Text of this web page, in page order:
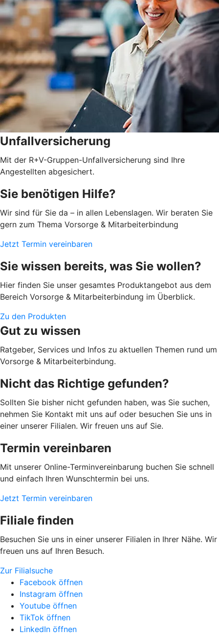
Unfallversicherung
Mit der R+V-Gruppen-Unfallversicherung sind Ihre
Angestellten abgesichert.
Sie benötigen Hilfe?
Wir sind für Sie da – in allen Lebenslagen. Wir beraten Sie
gern zum Thema Vorsorge & Mitarbeiterbindung
Jetzt Termin vereinbaren
Sie wissen bereits, was Sie wollen?
Hier finden Sie unser gesamtes Produktangebot aus dem
Bereich Vorsorge & Mitarbeiterbindung im Überblick.
Zu den Produkten
Gut zu wissen
Ratgeber, Services und Infos zu aktuellen Themen rund um
Vorsorge & Mitarbeiterbindung.
Nicht das Richtige gefunden?
Sollten Sie bisher nicht gefunden haben, was Sie suchen,
nehmen Sie Kontakt mit uns auf oder besuchen Sie uns in
einer unserer Filialen. Wir freuen uns auf Sie.
Termin vereinbaren
Mit unserer Online-Terminvereinbarung buchen Sie schnell
und einfach Ihren Wunschtermin bei uns.
Jetzt Termin vereinbaren
Filiale finden
Besuchen Sie uns in einer unserer Filialen in Ihrer Nähe. Wir
freuen uns auf Ihren Besuch.
Zur Filialsuche
Facebook öffnen
Instagram öffnen
Youtube öffnen
TikTok öffnen
LinkedIn öffnen